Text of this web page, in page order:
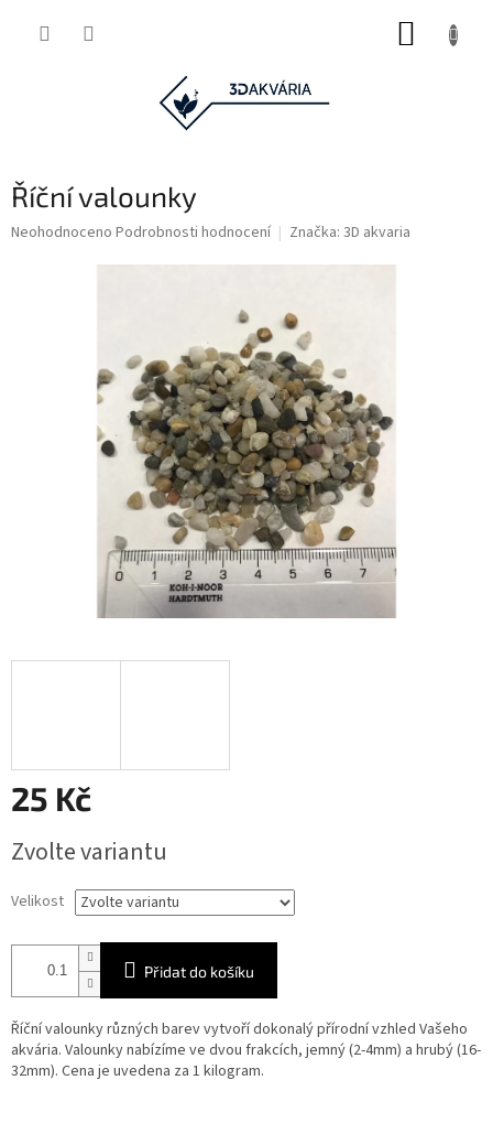
Říční valounky
Průměrné
Neohodnoceno Podrobnosti hodnocení Značka: 3D akvaria
25 Kč
cena:
Zvolte variantu
Velikost
Přidat do košíku
Říční valounky různých barev vytvoří dokonalý přírodní vzhled Vašeho
akvária. Valounky nabízíme ve dvou frakcích, jemný (2-4mm) a hrubý (16-
32mm). Cena je uvedena za 1 kilogram.